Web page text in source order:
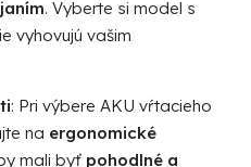
. Vyberte si model s
vyhovujú vašim
: Pri výbere AKU vŕtacieho
na ergonomické
mali byť pohodlné a